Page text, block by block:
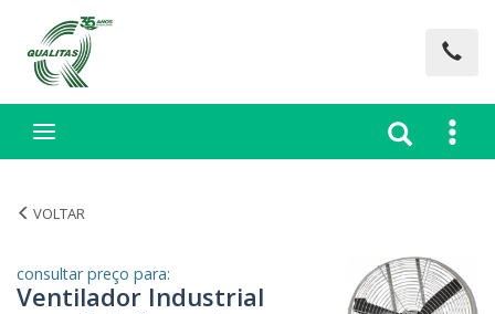
VENTILADOR INDUSTRIAL PARA GALPÃO EM INOX QLI85T6
consultar preço para:
Ventilador Industrial